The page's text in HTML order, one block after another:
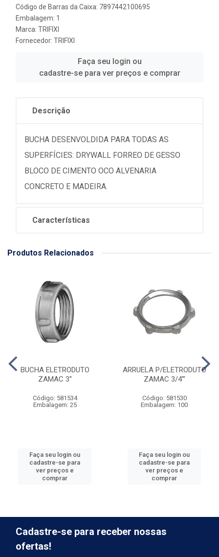
Código de Barras da Caixa: 7897442100695
Embalagem: 1
Marca: TRIFIXI
Fornecedor: TRIFIXI
Faça seu login ou
cadastre-se para ver preços e comprar
Descrição
BUCHA DESENVOLDIDA PARA TODAS AS
SUPERFÍCIES: DRYWALL FORREO DE GESSO
BLOCO DE CIMENTO OCO ALVENARIA
CONCRETO E MADEIRA.
Características
Produtos Relacionados
BUCHA ELETRODUTO
ZAMAC 3''
Código: 581534
Embalagem: 25
Faça seu login ou
cadastre-se para
ver preços e
comprar
ARRUELA P/ELETRODUTO
ZAMAC 3/4'''
Código: 581530
Embalagem: 100
Faça seu login ou
cadastre-se para
ver preços e
comprar
Cadastre-se para receber nossas
ofertas!